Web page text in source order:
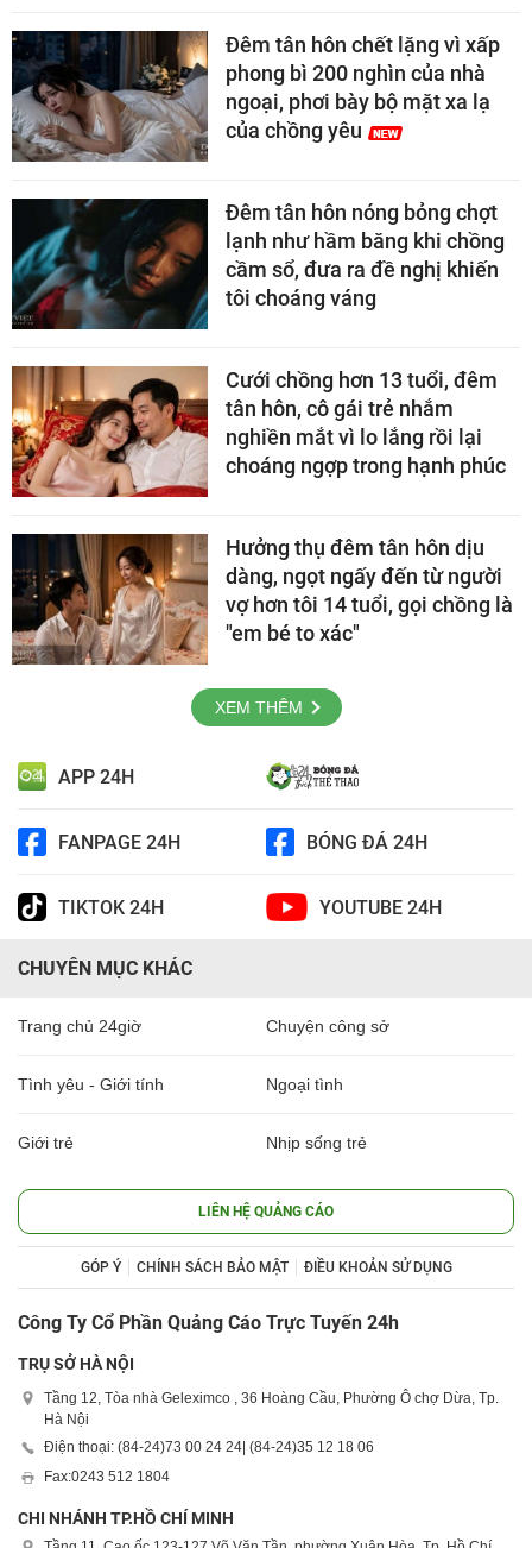
Đêm tân hôn chết lặng vì xấp
phong bì 200 nghìn của nhà
ngoại, phơi bày bộ mặt xa lạ
của chồng yêu
Đêm tân hôn nóng bỏng chợt
lạnh như hầm băng khi chồng
cầm sổ, đưa ra đề nghị khiến
tôi choáng váng
Cưới chồng hơn 13 tuổi, đêm
tân hôn, cô gái trẻ nhắm
nghiền mắt vì lo lắng rồi lại
choáng ngợp trong hạnh phúc
Hưởng thụ đêm tân hôn dịu
dàng, ngọt ngấy đến từ người
vợ hơn tôi 14 tuổi, gọi chồng là
"em bé to xác"
XEM THÊM
APP 24H
FANPAGE 24H BÓNG ĐÁ 24H
TIKTOK 24H YOUTUBE 24H
CHUYÊN MỤC KHÁC
Trang chủ 24giờ Chuyện công sở
Tình yêu - Giới tính Ngoại tình
Giới trẻ Nhịp sống trẻ
LIÊN HỆ QUẢNG CÁO
GÓP Ý CHÍNH SÁCH BẢO MẬT ĐIỀU KHOẢN SỬ DỤNG
Công Ty Cổ Phần Quảng Cáo Trực Tuyến 24h
TRỤ SỞ HÀ NỘI
Tầng 12, Tòa nhà Geleximco , 36 Hoàng Cầu, Phường Ô chợ Dừa, Tp.
Hà Nội
Điện thoại: (84-24)73 00 24 24 | (84-24)35 12 18 06
Fax:0243 512 1804
CHI NHÁNH TP.HỒ CHÍ MINH